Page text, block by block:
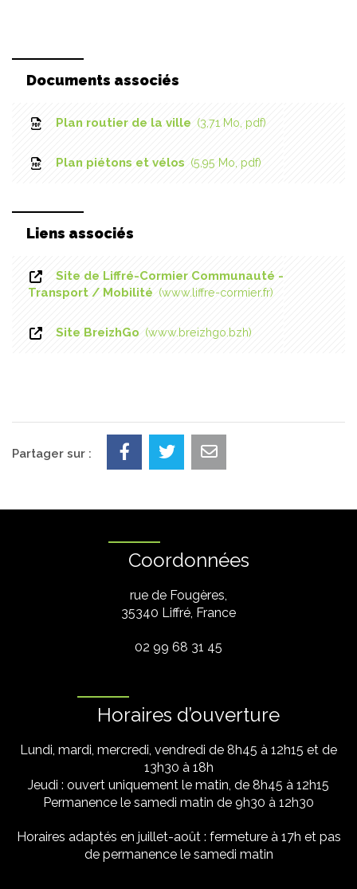
Documents associés
Plan routier de la ville 3,71 Mo, pdf
Plan piétons et vélos 5,95 Mo, pdf
Liens associés
Site de Liffré-Cormier Communauté -
Transport / Mobilité
www.liffre-cormier.fr
Site BreizhGo www.breizhgo.bzh
Partager sur :
Coordonnées
rue de Fougères,
35340 Liffré, France
02 99 68 31 45
Horaires d’ouverture
Lundi, mardi, mercredi, vendredi de 8h45 à 12h15 et de
13h30 à 18h
Jeudi : ouvert uniquement le matin, de 8h45 à 12h15
Permanence le samedi matin de 9h30 à 12h30
Horaires adaptés en juillet-août : fermeture à 17h et pas
de permanence le samedi matin